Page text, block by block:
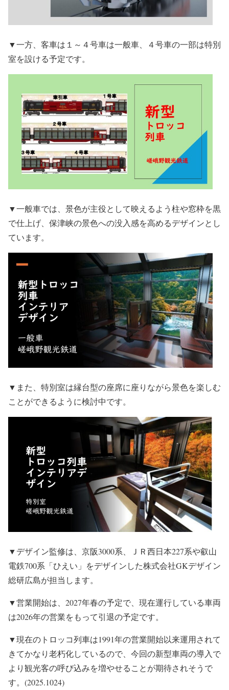
▼一方、客車は１～４号車は一般車、４号車の一部は特別
室を設ける予定です。
▼一般車では、景色が主役として映えるよう柱や窓枠を黒
で仕上げ、保津峡の景色への没入感を高めるデザインとし
ています。
▼また、特別室は縁台型の座席に座りながら景色を楽しむ
ことができるように検討中です。
▼デザイン監修は、京阪3000系、ＪＲ西日本227系や叡山
電鉄700系「ひえい」をデザインした株式会社GKデザイン
総研広島が担当します。
▼営業開始は、2027年春の予定で、現在運行している車両
は2026年の営業をもって引退の予定です。
▼現在のトロッコ列車は1991年の営業開始以来運用されて
きてかなり老朽化しているので、今回の新型車両の導入で
より観光客の呼び込みを増やせることが期待されそうで
す。(2025.1024)